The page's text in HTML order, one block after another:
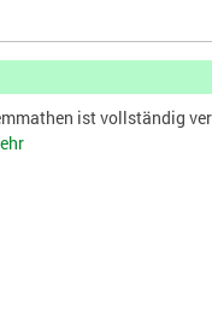
ist vollständig